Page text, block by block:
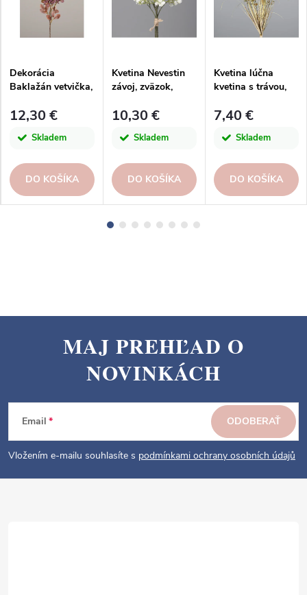
Dekorácia
Baklažán vetvička,
12,30 €
Skladem
DO KOŠÍKA
Kvetina Nevestin
závoj, zväzok,
10,30 €
Skladem
DO KOŠÍKA
Kvetina lúčna
kvetina s trávou,
vzhľad, 45cm
7,40 €
Skladem
DO KOŠÍKA
p
e
MAJ PREHĽAD O
NOVINKÁCH
Email
Vložením e-mailu souhlasíte s podmínkami ochrany osobních údajů
ODOBERAŤ